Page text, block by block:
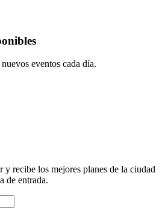
eventos cada día.
y recibe los mejores planes de la ciudad
de entrada.